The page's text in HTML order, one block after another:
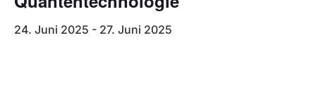
24. Juni 2025 - 27. Juni 2025